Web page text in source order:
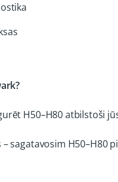
H50–H80 atbilstoši
sagatavosim H50–H80